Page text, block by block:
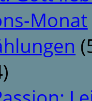
Monat